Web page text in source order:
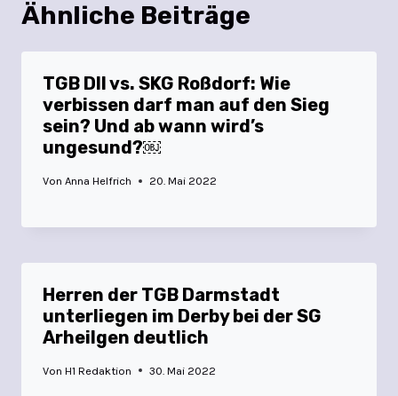
Ähnliche Beiträge
TGB DII vs. SKG Roßdorf: Wie
verbissen darf man auf den Sieg
sein? Und ab wann wird’s
ungesund?￼
Von Anna Helfrich 20. Mai 2022
Herren der TGB Darmstadt
unterliegen im Derby bei der SG
Arheilgen deutlich
Von H1 Redaktion 30. Mai 2022